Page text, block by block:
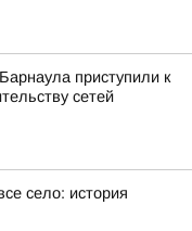
приступили к
сетей
село: история